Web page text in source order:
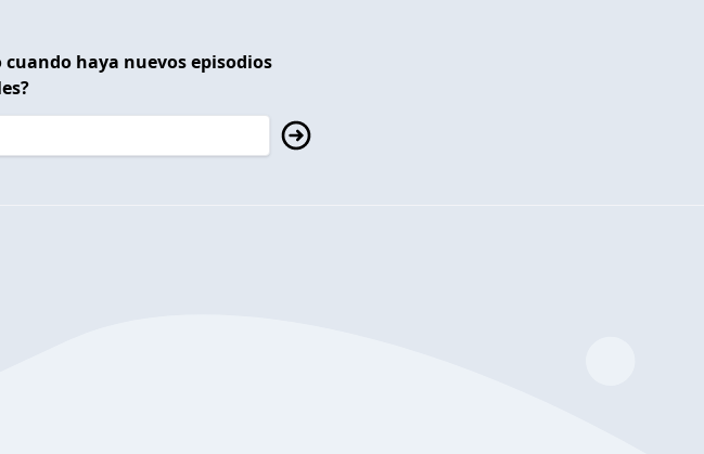
haya nuevos episodios